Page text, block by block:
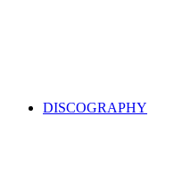
DISCOGRAPHY